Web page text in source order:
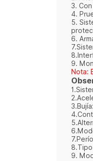
3.
4.
5.
6.
9.
Nota:
9.